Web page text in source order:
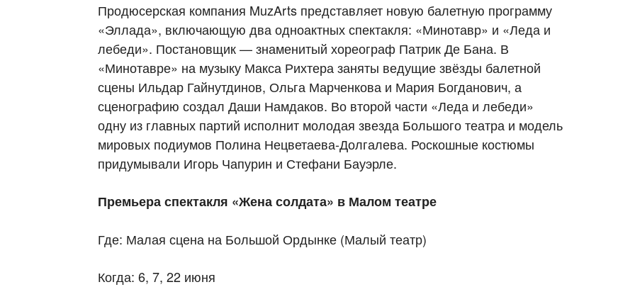
Продюсерская компания MuzArts представляет новую балетную программу
«Эллада», включающую два одноактных спектакля: «Минотавр» и «Леда и
лебеди». Постановщик — знаменитый хореограф Патрик Де Бана. В
«Минотавре» на музыку Макса Рихтера заняты ведущие звёзды балетной
сцены Ильдар Гайнутдинов, Ольга Марченкова и Мария Богданович, а
сценографию создал Даши Намдаков. Во второй части «Леда и лебеди»
одну из главных партий исполнит молодая звезда Большого театра и модель
мировых подиумов Полина Нецветаева-Долгалева. Роскошные костюмы
придумывали Игорь Чапурин и Стефани Бауэрле.
Премьера спектакля «Жена солдата» в Малом театре
Где: Малая сцена на Большой Ордынке (Малый театр)
Когда: 6, 7, 22 июня